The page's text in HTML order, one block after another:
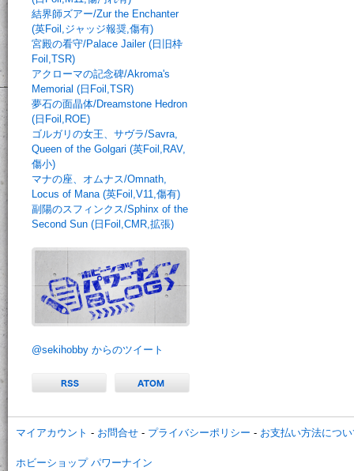
結界師ズアー/Zur the Enchanter
(英Foil,ジャッジ報奨,傷有)
宮殿の看守/Palace Jailer (日旧枠
Foil,TSR)
アクローマの記念碑/Akroma's
Memorial (日Foil,TSR)
夢石の面晶体/Dreamstone Hedron
(日Foil,ROE)
ゴルガリの女王、サヴラ/Savra,
Queen of the Golgari (英Foil,RAV,
傷小)
マナの座、オムナス/Omnath,
Locus of Mana (英Foil,V11,傷有)
副陽のスフィンクス/Sphinx of the
Second Sun (日Foil,CMR,拡張)
@sekihobby からのツイート
マイアカウント - お問合せ - プライバシーポリシー - お支払い方法につ
ホビーショップ パワーナイン